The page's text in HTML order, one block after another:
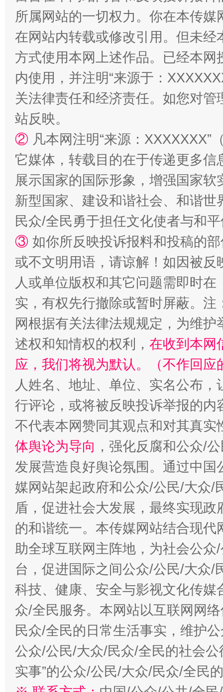
阿坝州三大球赛在茂县开幕 规模
国家大学科技园优化重塑工作
扯下公款旅游的“隐身衣” 如何以
所属网站的一切权力。你在本传
在网站内转载或修改引用。但未
方式使用本网上述作品。已经本
内使用，并注明“来源于：
关法律责任和经济责任。如您对
站反映。
② 凡本网注明“来源：
它媒体，转载目的在于传递更多
展示国家的国际形象，增强国家
新型国家、建设和谐社会、和谐
民众/全民勇于担任文化使者与和
③ 如你所反映投诉报料和投稿的
或不文明用语，请谅解！如因被
人或单位版权和其它问题需即时在
实，有权先行撤除或暂时屏蔽。
网根据有关法律法规规定，为维
述权和知情权的权利， 在收到本网
应，我们将视为默认。（不作回应
人姓名、地址、单位、实名公布
行评论，或将被反映投诉举报的
不代表本网赞同其观点和对其真实
体舆论为导向 ，强化反腐和公众/
发展营造良好舆论氛围。通过中
媒网站架起政府和公众/公民/大众/
盾，促进社会大发展，最终实现
的和谐统一。本传媒网站结合现
助全球互联网主阵地，为社会公
台，促进国际之间公众/公民/大众/
科技、健康、安全与影视文化传
众/全民服务。本网站以互联网网
民众/全民的日常生活事实，维护
公众/公民/大众/民众/全民的社会公
实事”的公众/公民/大众/民众/全民